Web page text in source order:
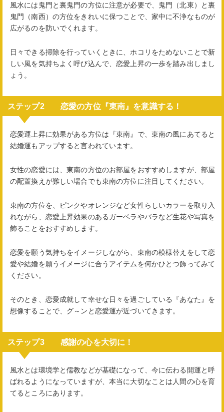
風水には鬼門と裏鬼門の方位に注意が必要で、鬼門（北東）と裏
鬼門（南西）の方位をきれいに保つことで、家中に不浄なものが
広がるのを防いでくれます。
日々できる掃除を行っていくときに、ホコリをためないことで新
しい風を気持ちよく呼び込んで、恋愛上昇の一歩を踏み出しまし
ょう。
ステップ2 恋愛の方位『東南』を意識する！
恋愛運上昇に効果がある方位は『東南』で、東南の風にあてると
結婚運もアップすると言われています。
女性の恋愛には、東南の方位のお部屋をおすすめしますが、部屋
の配置換えが難しい場合でも東南の方位に注目してください。
東南の方位を、ピンクやオレンジなど女性らしいカラーを取り入
れながら、恋愛上昇効果のあるガーベラやバラなど生花や写真を
飾ることをおすすめします。
恋愛を願う気持ちをイメージしながら、東南の模様替えをして恋
愛や結婚を願うイメージに合うアイテムを何かひとつ飾ってみて
ください。
そのとき、恋愛成就して幸せな日々を過ごしている『あなた』を
想像することで、グ～ンと恋愛運が近づいてきます。
ステップ3 感謝の心を大切に！
風水とは環境学と儒教などが基礎になって、今に伝わる開運と呼
ばれるようになっていますが、本当に大切なことは人間の心を育
てるところにあります。